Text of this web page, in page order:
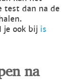
test dan na de
je ook bij is
na